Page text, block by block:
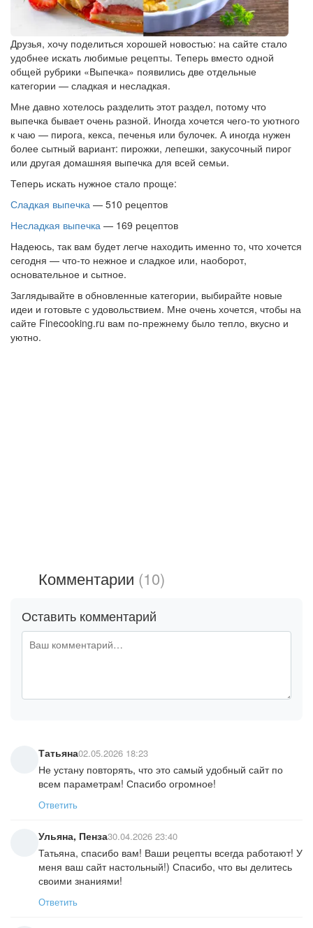
Друзья, хочу поделиться хорошей новостью: на сайте стало
удобнее искать любимые рецепты. Теперь вместо одной
общей рубрики «Выпечка» появились две отдельные
категории — сладкая и несладкая.
Мне давно хотелось разделить этот раздел, потому что
выпечка бывает очень разной. Иногда хочется чего-то уютного
к чаю — пирога, кекса, печенья или булочек. А иногда нужен
более сытный вариант: пирожки, лепешки, закусочный пирог
или другая домашняя выпечка для всей семьи.
Теперь искать нужное стало проще:
Сладкая выпечка — 510 рецептов
Несладкая выпечка — 169 рецептов
Надеюсь, так вам будет легче находить именно то, что хочется
сегодня — что-то нежное и сладкое или, наоборот,
основательное и сытное.
Заглядывайте в обновленные категории, выбирайте новые
идеи и готовьте с удовольствием. Мне очень хочется, чтобы на
сайте Finecooking.ru вам по-прежнему было тепло, вкусно и
уютно.
Комментарии (10)
Оставить комментарий
Татьяна02.05.2026 18:23
Не устану повторять, что это самый удобный сайт по
всем параметрам! Спасибо огромное!
Ответить
Ульяна, Пенза30.04.2026 23:40
Татьяна, спасибо вам! Ваши рецепты всегда работают! У
меня ваш сайт настольный!) Спасибо, что вы делитесь
своими знаниями!
Ответить